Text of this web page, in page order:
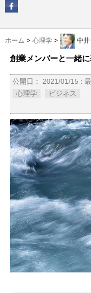
ホーム > 心理学 > 中
創業メンバーと一緒
公開日： 2021/01/15 :
心理学
ビジネス